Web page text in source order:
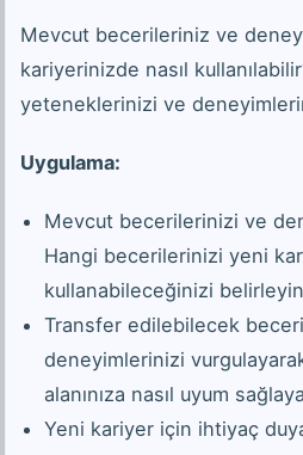
Mevcut becerileriniz ve
kariyerinizde nasıl
yeteneklerinizi ve
Uygulama:
Mevcut becerilerinizi ve
Hangi becerilerinizi yeni
kullanabileceğinizi
Transfer edilebilecek
deneyimlerinizi
alanınıza nasıl uyum
Yeni kariyer için ihtiyaç